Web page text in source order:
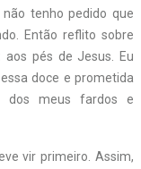
tenho pedido que
Então reflito sobre
pés de Jesus. Eu
doce e prometida
dos meus fardos e
vir primeiro. Assim,